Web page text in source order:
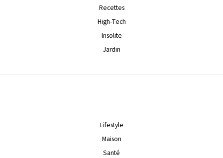
Recettes
High-Tech
Insolite
Jardin
Lifestyle
Maison
Santé